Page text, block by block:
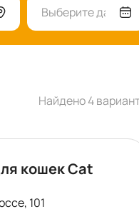
Выберите даты
Найдено 4
кошек Cat
101